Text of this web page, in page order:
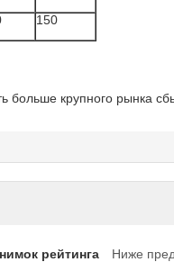
150
больше крупного рынка
рейтинга
Ниже